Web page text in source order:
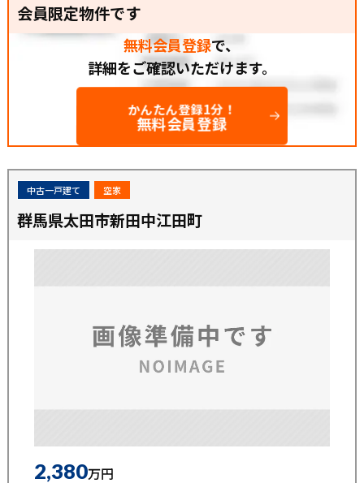
会員限定物件です
無料会員登録で、
詳細をご確認いただけます。
かんたん登録1分！
無料会員登録
中古一戸建て 空家
群馬県太田市新田中江田町
2,380万円